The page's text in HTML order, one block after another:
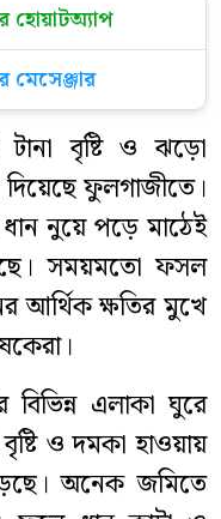
হোয়াটঅ্যাপ
মেসেঞ্জার
বৃষ্টি ও ঝড়ো
দিয়েছে ফুলগাজীতে।
নুয়ে পড়ে মাঠেই
সময়মতো ফসল
আর্থিক ক্ষতির মুখে
এলাকা ঘুরে
ও দমকা হাওয়ায়
অনেক জমিতে